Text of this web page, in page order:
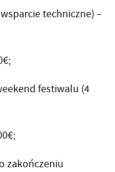
techniczne) –
festiwalu (4
zakończeniu